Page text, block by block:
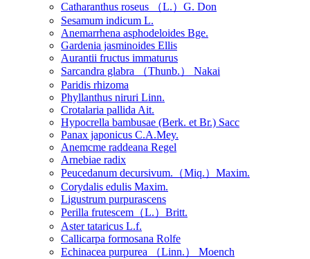
Catharanthus roseus （L.）G. Don
Sesamum indicum L.
Anemarrhena asphodeloides Bge.
Gardenia jasminoides Ellis
Aurantii fructus immaturus
Sarcandra glabra （Thunb.） Nakai
Paridis rhizoma
Phyllanthus niruri Linn.
Crotalaria pallida Ait.
Hypocrella bambusae (Berk. et Br.) Sacc
Panax japonicus C.A.Mey.
Anemcme raddeana Regel
Arnebiae radix
Peucedanum decursivum.（Miq.）Maxim.
Corydalis edulis Maxim.
Ligustrum purpurascens
Perilla frutescem（L.）Britt.
Aster tataricus L.f.
Callicarpa formosana Rolfe
Echinacea purpurea （Linn.） Moench